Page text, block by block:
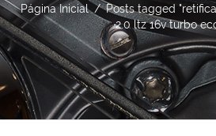
Página Inicial / Posts tagged
2.0 ltz 16v turbo